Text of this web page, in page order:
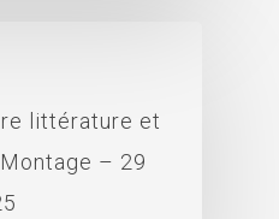
littérature et
– 29